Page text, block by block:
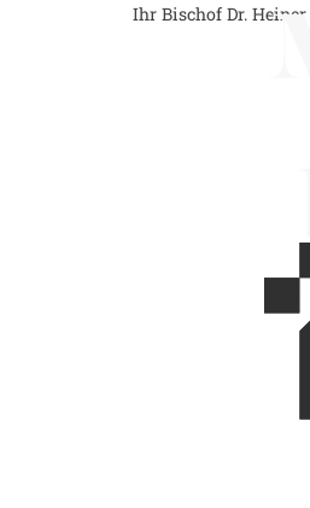
Ihr Bischof Dr.